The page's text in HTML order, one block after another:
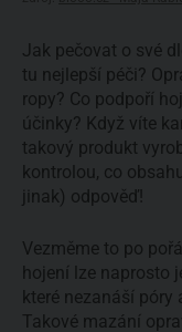
Jak pečovat o své
tu nejlepší péči?
ropy? Co podpoří
účinky? Když víte
takový produkt
kontrolou, co
jinak) odpověď!
Vezměme to po
hojení lze naprosto
které nezanáší póry
Takové mazání